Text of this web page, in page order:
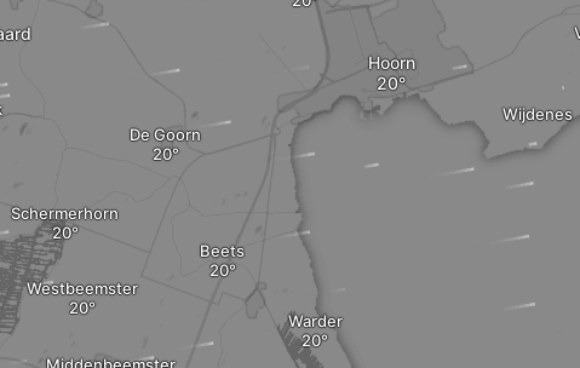
Schermerhorn
Hoorn
De Goorn
Westbeemster
Beets
Warder
Wijdenes